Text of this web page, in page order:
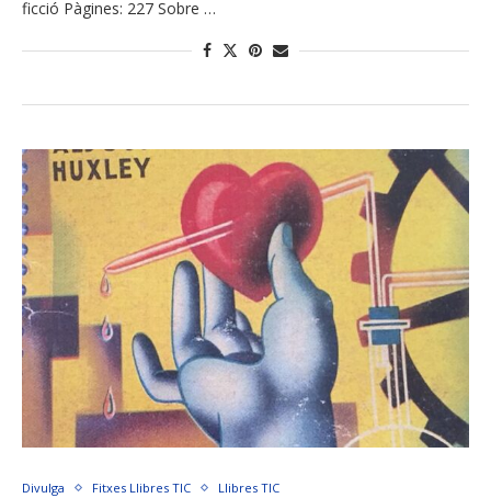
ficció Pàgines: 227 Sobre …
Divulga Fitxes Llibres TIC Llibres TIC